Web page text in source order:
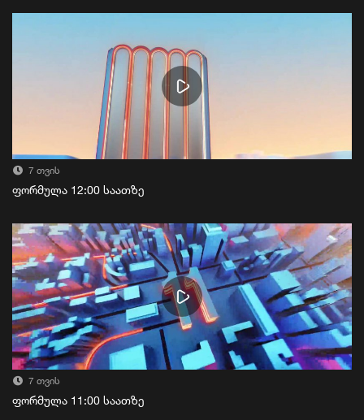
7 თვის
ფორმულა 12:00 საათზე
7 თვის
ფორმულა 11:00 საათზე